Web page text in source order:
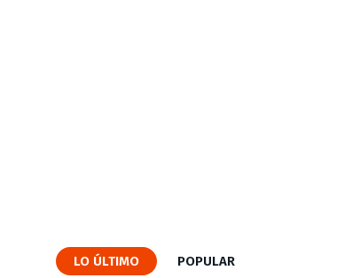
LO ÚLTIMO POPULAR